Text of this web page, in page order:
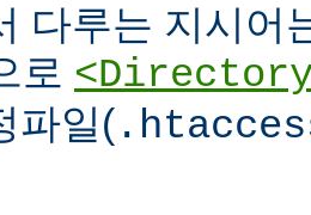
다루는 지시어
로
파일(